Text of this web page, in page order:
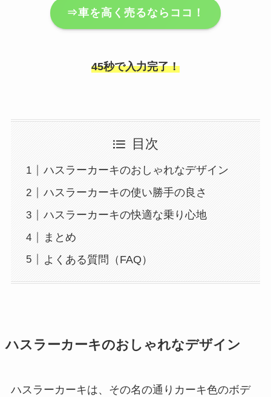
⇒車を高く売るならココ！
45秒で入力完了！
目次
ハスラーカーキのおしゃれなデザイン
ハスラーカーキの使い勝手の良さ
ハスラーカーキの快適な乗り心地
まとめ
よくある質問（FAQ）
ハスラーカーキのおしゃれなデザイン
ハスラーカーキは、その名の通りカーキ色のボデ